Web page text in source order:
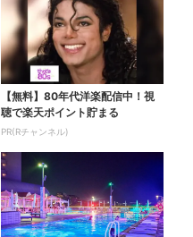
【無料】80年代洋楽配信中！視
聴で楽天ポイント貯まる
PR(Rチャンネル)